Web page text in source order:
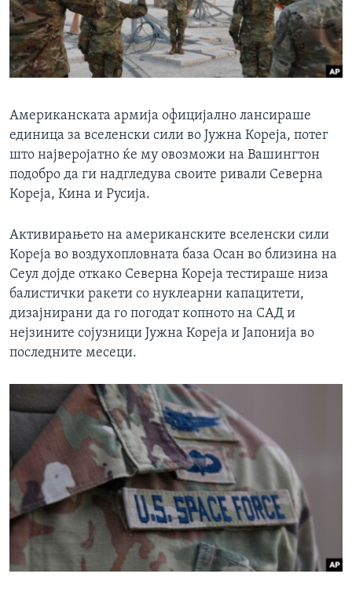
ИНТЕРВЈУА
Јазици
Американската армија официјално лансираше
единица за вселенски сили во Јужна Кореја, потег
што најверојатно ќе му овозможи на Вашингтон
подобро да ги надгледува своите ривали Северна
Кореја, Кина и Русија.
Активирањето на американските вселенски сили
Кореја во воздухопловната база Осан во близина на
Сеул дојде откако Северна Кореја тестираше низа
балистички ракети со нуклеарни капацитети,
дизајнирани да го погодат копното на САД и
нејзините сојузници Јужна Кореја и Јапонија во
последните месеци.